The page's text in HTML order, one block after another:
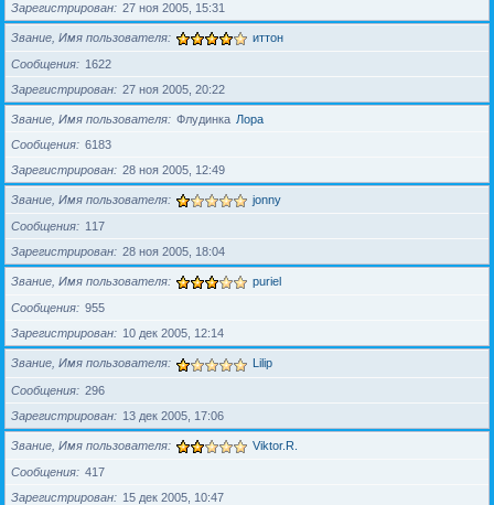
Зарегистрирован
27 ноя 2005, 15:31
Звание, Имя пользователя иттон
Сообщения
1622
Зарегистрирован
27 ноя 2005, 20:22
Звание, Имя пользователя Флудинка Лора
Сообщения
6183
Зарегистрирован
28 ноя 2005, 12:49
Звание, Имя пользователя jonny
Сообщения
117
Зарегистрирован
28 ноя 2005, 18:04
Звание, Имя пользователя puriel
Сообщения
955
Зарегистрирован
10 дек 2005, 12:14
Звание, Имя пользователя Lilip
Сообщения
296
Зарегистрирован
13 дек 2005, 17:06
Звание, Имя пользователя Viktor.R.
Сообщения
417
Зарегистрирован
15 дек 2005, 10:47